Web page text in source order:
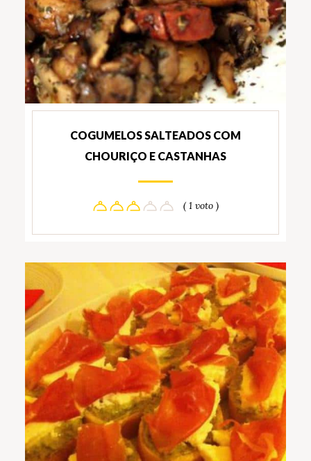
COGUMELOS SALTEADOS COM
CHOURIÇO E CASTANHAS
( 1 voto )